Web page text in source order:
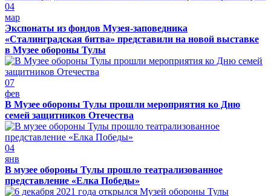
04
мар
Экспонаты из фондов Музея-заповедника
«Сталинградская битва» представили на новой выставке
в Музее обороны Тулы
07
фев
В Музее обороны Тулы прошли мероприятия ко Дню
семей защитников Отечества
04
янв
В музее обороны Тулы прошло театрализованное
представление «Елка Победы»